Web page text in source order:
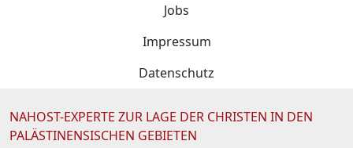
Jobs
Impressum
Datenschutz
NAHOST-EXPERTE ZUR LAGE DER CHRISTEN IN DEN
PALÄSTINENSISCHEN GEBIETEN